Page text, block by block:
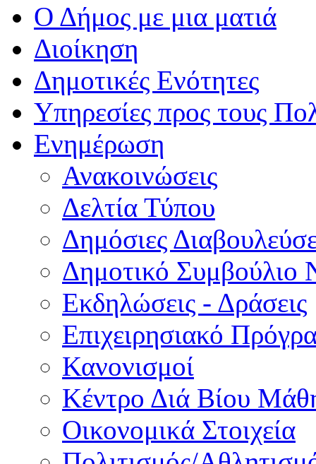
Ο Δήμος με μια ματιά
Διοίκηση
Δημοτικές Ενότητες
Υπηρεσίες προς τους
Ενημέρωση
Ανακοινώσεις
Δελτία Τύπου
Δημόσιες
Δημοτικό Συμβούλιο
Εκδηλώσεις - Δράσεις
Επιχειρησιακό
Κανονισμοί
Κέντρο Διά Βίου
Οικονομικά Στοιχεία